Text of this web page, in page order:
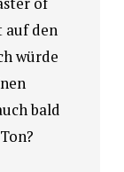
auf den
würde
bald